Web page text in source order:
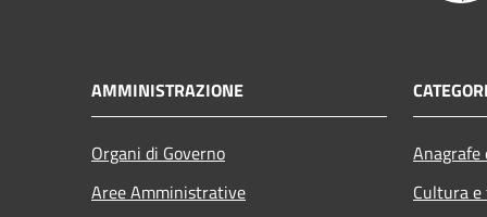
AMMINISTRAZIONE
Organi di Governo
Aree Amministrative
Cultura